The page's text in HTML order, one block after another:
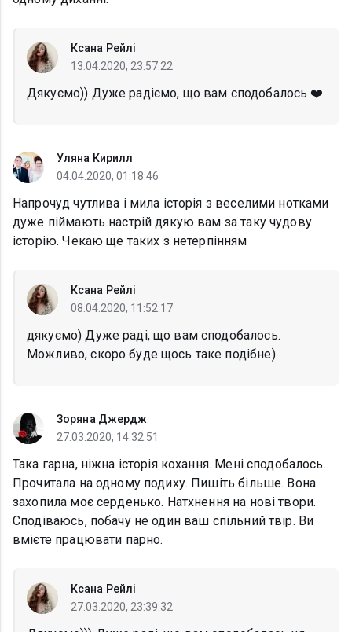
Ксана Рейлі
13.04.2020, 23:57:22
Дякуємо)) Дуже радіємо, що вам сподобалось ❤️
Уляна Кирилл
04.04.2020, 01:18:46
Напрочуд чутлива і мила історія з веселими нотками
дуже піймають настрій дякую вам за таку чудову
історію. Чекаю ще таких з нетерпінням
Ксана Рейлі
08.04.2020, 11:52:17
дякуємо) Дуже раді, що вам сподобалось.
Можливо, скоро буде щось таке подібне)
Зоряна Джердж
27.03.2020, 14:32:51
Така гарна, ніжна історія кохання. Мені сподобалось.
Прочитала на одному подиху. Пишіть більше. Вона
захопила моє серденько. Натхнення на нові твори.
Сподіваюсь, побачу не один ваш спільний твір. Ви
вмієте працювати парно.
Ксана Рейлі
27.03.2020, 23:39:32